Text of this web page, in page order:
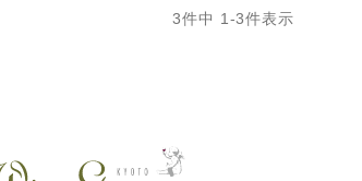
3件中 1 -3件表示